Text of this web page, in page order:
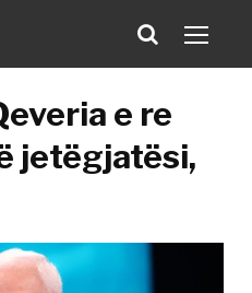
e re
jetëgjatësi,